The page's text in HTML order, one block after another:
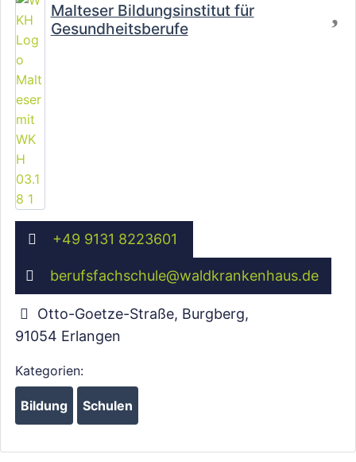
Malteser Bildungsinstitut für
Gesundheitsberufe
+49 9131 8223601
berufsfachschule@waldkrankenhaus.de
Otto-Goetze-Straße, Burgberg,
91054 Erlangen
Kategorien:
Bildung Schulen